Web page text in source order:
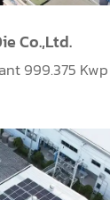
999.375 Kwp